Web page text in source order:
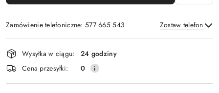
Zamówienie telefoniczne: 577 665 543 Zostaw telefon
Wyślij
Dostępność
i
dostawa
Wysyłka w ciągu:
24 godziny
Cena przesyłki:
0